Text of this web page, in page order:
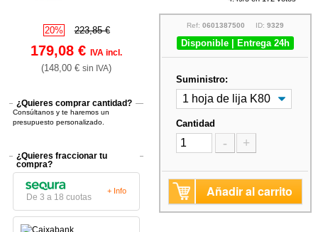
20% 223,85 €
179,08 €IVA incl.
(148,00 €sin IVA)
¿Quieres comprar cantidad?
Consúltanos y te haremos un
presupuesto personalizado.
¿Quieres fraccionar tu
compra?
De 3 a 18 cuotas
+ Info
Ref: 0601387500 ID: 9329
Disponible | Entrega 24h
Suministro:
Cantidad
- +
Añadir al carrito